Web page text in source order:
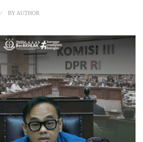
BY AUTHOR